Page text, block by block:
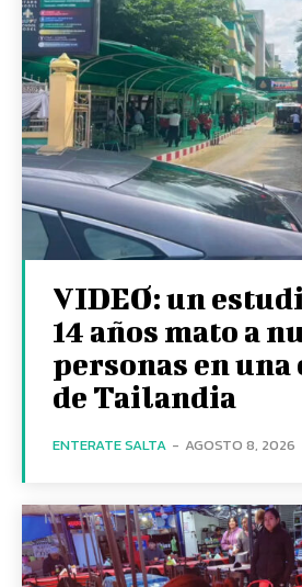
VIDEO: un
14 años mato a
personas en una
de Tailandia
ENTERATE SALTA - AGOSTO 8, 2026